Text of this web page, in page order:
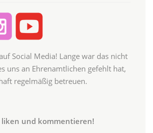
Social Media! Lange war das nicht
uns an Ehrenamtlichen gefehlt hat,
regelmäßig betreuen.
liken und kommentieren!